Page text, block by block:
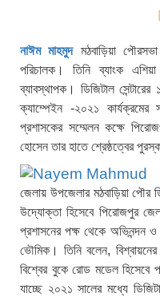
নাঈম মাহমুদমঠবাড়িয়া
পরিচালক। তিনি ব্যাংক
ব্যাবস্থাপক। ডিজিটাল
ক্যাম্পেইন -২০২১ কার্যক্রমের
প্রশাসকের সম্মেলন কক্ষে
হোসেন তার হাতে শ্রেষ্ঠত্বের
জেলায় উপজেলার মঠবাড়িয়া পৌর
উদ্যোক্তা হিসেবে পিরোজপুর
প্রশাসনের পক্ষ থেকে অভিনন্দন ও
ভৌমিক। তিনি বলেন,
বিশ্বের বুকে রোড মডেল হিসেবে
যাচ্ছে ২০২১ সালের মধ্যে